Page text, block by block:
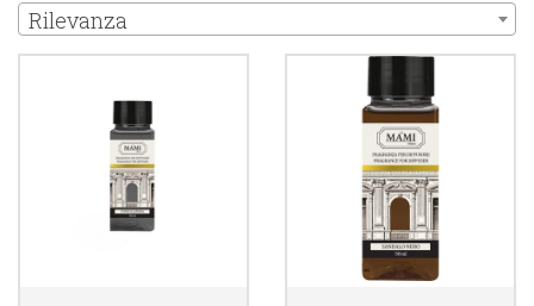
Rilevanza